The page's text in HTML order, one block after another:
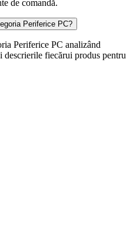
de comandă.
Periferice PC?
Periferice PC analizând
fiecărui produs pentru